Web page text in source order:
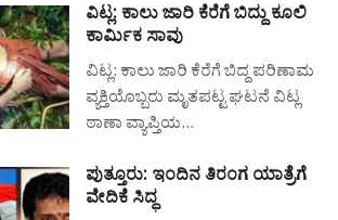
ವಿಟ್ಲ: ಕಾಲು ಜಾರಿ ಕೆರೆಗೆ ಬಿದ್ದು ಕೂಲಿ
ಕಾರ್ಮಿಕ ಸಾವು
ವಿಟ್ಲ: ಕಾಲು ಜಾರಿ ಕೆರೆಗೆ ಬಿದ್ದ ಪರಿಣಾಮ
ವ್ಯಕ್ತಿಯೊಬ್ಬರು ಮೃತಪಟ್ಟ ಘಟನೆ ವಿಟ್ಲ
ಠಾಣಾ ವ್ಯಾಪ್ತಿಯ…
ಪುತ್ತೂರು: ಇಂದಿನ ತಿರಂಗ ಯಾತ್ರೆಗೆ
ವೇದಿಕೆ ಸಿದ್ಧ